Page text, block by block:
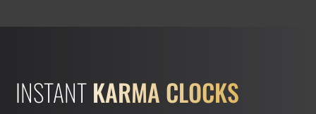
INSTANTKARMA CLOCKS